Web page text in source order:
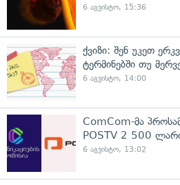
6 აგვისტო, 15:36
ქვიზი: შენ უკეთ
ტერმინებში თუ
6 აგვისტო, 14:00
ComCom-მა
POSTV 2 500
6 აგვისტო, 13:02